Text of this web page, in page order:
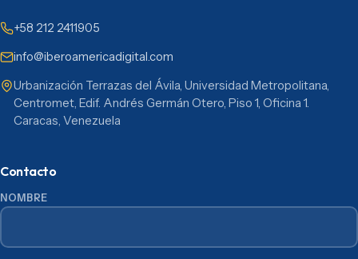
+58 212 2411905
info@iberoamericadigital.com
Urbanización Terrazas del Ávila, Universidad Metropolitana,
Centromet, Edif. Andrés Germán Otero, Piso 1, Oficina 1.
Caracas, Venezuela
Contacto
NOMBRE